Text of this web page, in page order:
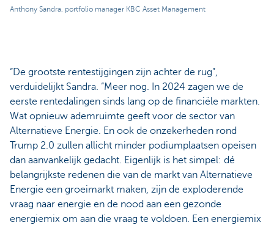
Anthony Sandra, portfolio manager KBC Asset Management
“De grootste rentestijgingen zijn achter de rug”,
verduidelijkt Sandra. “Meer nog. In 2024 zagen we de
eerste rentedalingen sinds lang op de financiële markten.
Wat opnieuw ademruimte geeft voor de sector van
Alternatieve Energie. En ook de onzekerheden rond
Trump 2.0 zullen allicht minder podiumplaatsen opeisen
dan aanvankelijk gedacht. Eigenlijk is het simpel: dé
belangrijkste redenen die van de markt van Alternatieve
Energie een groeimarkt maken, zijn de exploderende
vraag naar energie en de nood aan een gezonde
energiemix om aan die vraag te voldoen. Een energiemix